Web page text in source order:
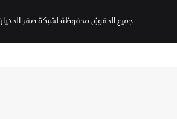
جميع الحقوق محفوظة لشبكة صقر الجديان